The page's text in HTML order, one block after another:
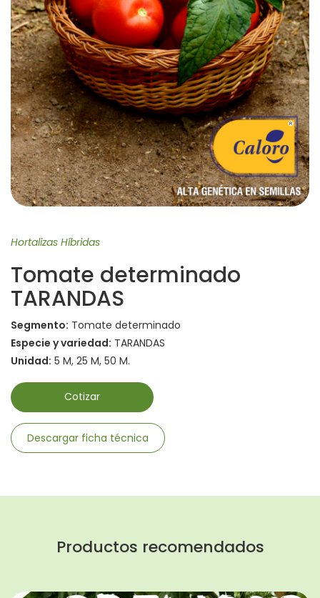
Hortalizas Híbridas
Tomate determinado
TARANDAS
Segmento: Tomate determinado
Especie y variedad: TARANDAS
Unidad: 5 M, 25 M, 50 M.
Cotizar
Descargar ficha técnica
Productos recomendados